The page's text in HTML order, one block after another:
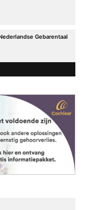
Gebarentaal